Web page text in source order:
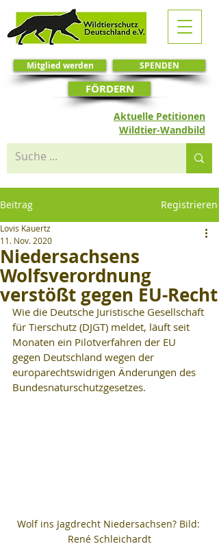
SPENDEN
Mitglied werden
Aktuelle Petitionen
FÖRDERN
Wildtier-Wandbild
Beitrag Registrieren
Niedersachsens
Wolfsverordnung
verstößt gegen EU-Recht
Lovis Kauertz
11. Nov. 2020
Wie die Deutsche Juristische Gesellschaft
für Tierschutz (DJGT) meldet, läuft seit
Monaten ein Pilotverfahren der EU
gegen Deutschland wegen der
europarechtswidrigen Änderungen des
Bundesnaturschutzgesetzes.
Wolf ins Jagdrecht Niedersachsen? Bild:
René Schleichardt